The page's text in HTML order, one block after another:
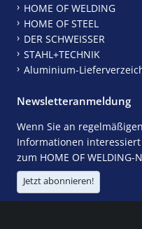
HOME OF WELDING
HOME OF STEEL
DER SCHWEISSER
STAHL+TECHNIK
Aluminium-
Newsletteranmeldung
Wenn Sie an
Informationen
zum HOME OF
Jetzt abonnieren!